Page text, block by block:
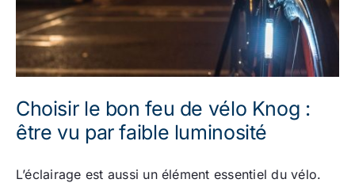
Choisir le bon feu de vélo Knog :
être vu par faible luminosité
L’éclairage est aussi un élément essentiel du vélo.